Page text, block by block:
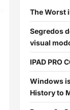
The Worst
Segredos
visual
IPAD PRO
Windows
History to